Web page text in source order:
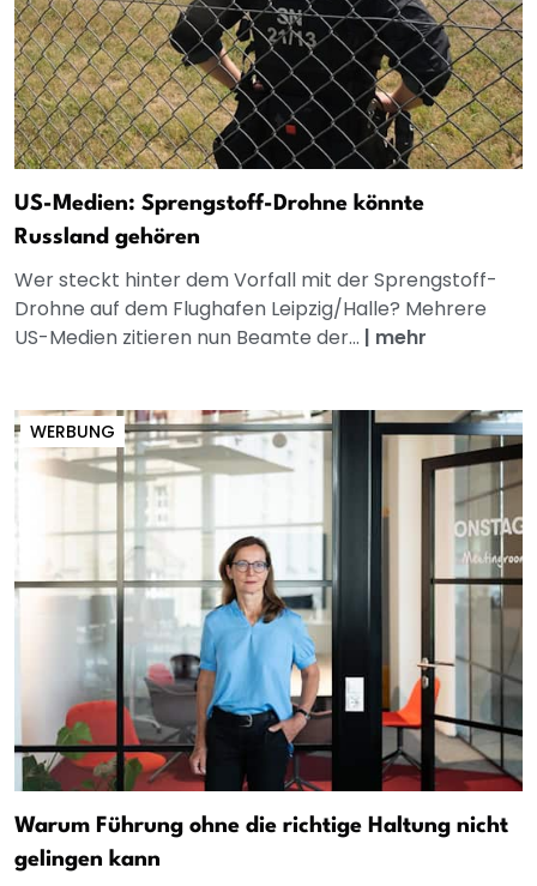
US-Medien: Sprengstoff-Drohne könnte
Russland gehören
Wer steckt hinter dem Vorfall mit der Sprengstoff-
Drohne auf dem Flughafen Leipzig/Halle? Mehrere
US-Medien zitieren nun Beamte der... | mehr
WERBUNG
Warum Führung ohne die richtige Haltung nicht
gelingen kann